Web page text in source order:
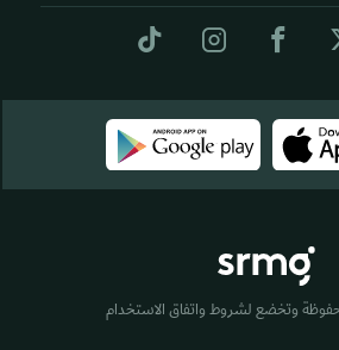
وتخضع لشروط واتفاق الاستخدام